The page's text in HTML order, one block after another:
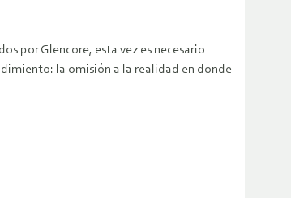
por Glencore, esta vez es necesario
la omisión a la realidad en donde